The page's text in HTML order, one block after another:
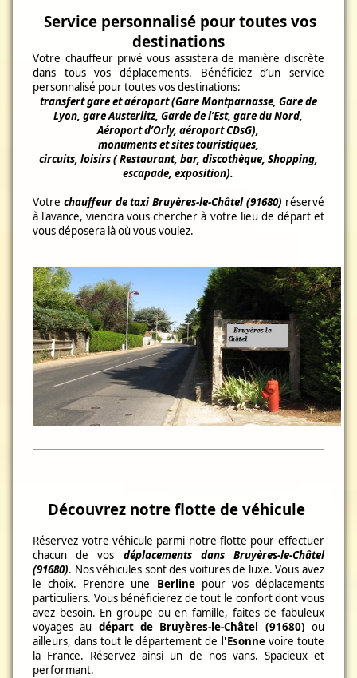
Service personnalisé pour toutes vos
destinations
Votre chauffeur privé vous assistera de manière discrète
dans tous vos déplacements. Bénéficiez d’un service
personnalisé pour toutes vos destinations:
transfert gare et aéroport (Gare Montparnasse, Gare de
Lyon, gare Austerlitz, Garde de l’Est, gare du Nord,
Aéroport d’Orly, aéroport CDsG),
monuments et sites touristiques,
circuits, loisirs ( Restaurant, bar, discothèque, Shopping,
escapade, exposition).
Votre chauffeur de taxi Bruyères-le-Châtel (91680) réservé
à l'avance, viendra vous chercher à votre lieu de départ et
vous déposera là où vous voulez.
Découvrez notre flotte de véhicule
Réservez votre véhicule parmi notre flotte pour effectuer
chacun de vos déplacements dans Bruyères-le-Châtel
(91680). Nos véhicules sont des voitures de luxe. Vous avez
le choix. Prendre une Berlinepour vos déplacements
particuliers. Vous bénéficierez de tout le confort dont vous
avez besoin. En groupe ou en famille, faites de fabuleux
voyages au départ de Bruyères-le-Châtel (91680) ou
ailleurs, dans tout le département de l'Esonne voire toute
la France. Réservez ainsi un de nos vans. Spacieux et
performant.